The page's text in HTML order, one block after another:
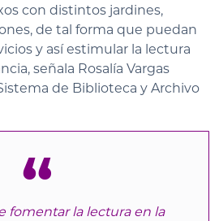
con distintos jardines,
de tal forma que puedan
y así estimular la lectura
señala Rosalía Vargas
de Biblioteca y Archivo
fomentar la lectura en la